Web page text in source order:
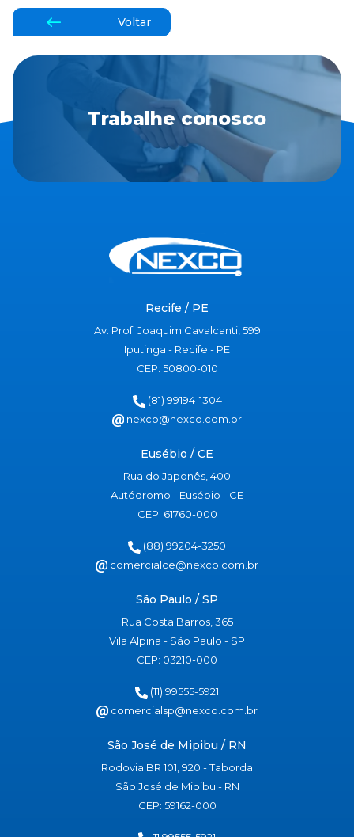
Voltar
Trabalhe conosco
Recife / PE
Av. Prof. Joaquim Cavalcanti, 599
Iputinga - Recife - PE
CEP: 50800-010
(81) 99194-1304
nexco@nexco.com.br
Eusébio / CE
Rua do Japonês, 400
Autódromo - Eusébio - CE
CEP: 61760-000
(88) 99204-3250
comercialce@nexco.com.br
São Paulo / SP
Rua Costa Barros, 365
Vila Alpina - São Paulo - SP
CEP: 03210-000
(11) 99555-5921
comercialsp@nexco.com.br
São José de Mipibu / RN
Rodovia BR 101, 920 - Taborda
São José de Mipibu - RN
CEP: 59162-000